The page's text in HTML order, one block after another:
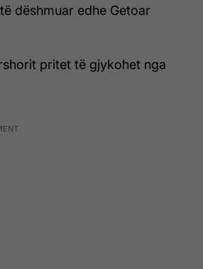
dëshmuar edhe Getoar
pritet të gjykohet nga